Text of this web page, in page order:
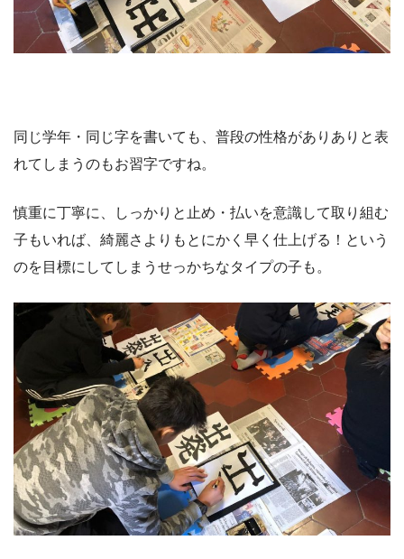
同じ学年・同じ字を書いても、普段の性格がありありと表
れてしまうのもお習字ですね。
慎重に丁寧に、しっかりと止め・払いを意識して取り組む
子もいれば、綺麗さよりもとにかく早く仕上げる！という
のを目標にしてしまうせっかちなタイプの子も。